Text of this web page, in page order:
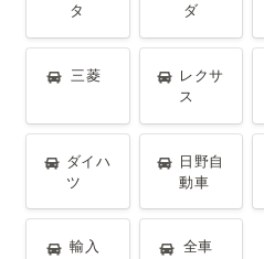
タ
ダ
三菱
レクサ
ス
ダイハツ
ダイハ
ツ
日野自動車
日野自
動車
輸入車
輸入
全車種
全車